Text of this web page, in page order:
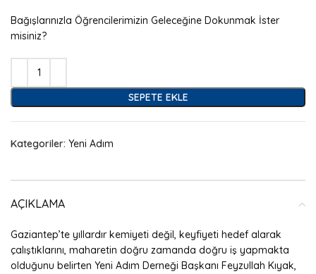
Bağışlarınızla Öğrencilerimizin Geleceğine Dokunmak İster
misiniz?
SEPETE EKLE
Kategoriler: Yeni Adım
AÇIKLAMA
Gaziantep’te yıllardır kemiyeti değil, keyfiyeti hedef alarak
çalıştıklarını, maharetin doğru zamanda doğru iş yapmakta
olduğunu belirten Yeni Adım Derneği Başkanı Feyzullah Kıyak,